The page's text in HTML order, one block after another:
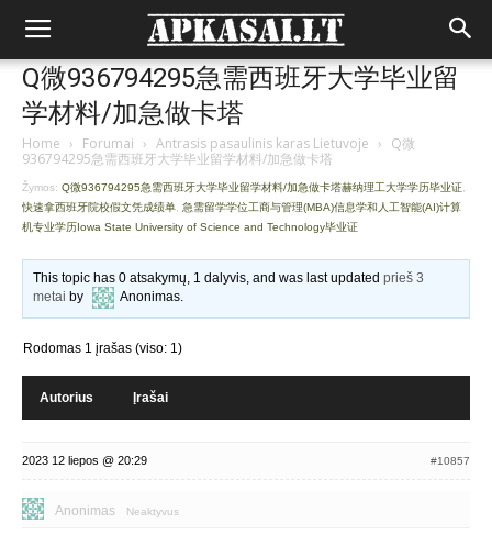
Q微936794295急需西班牙大学毕业留
学材料/加急做卡塔
Home › Forumai › Antrasis pasaulinis karas Lietuvoje › Q微
936794295急需西班牙大学毕业留学材料/加急做卡塔
Žymos: Q微936794295急需西班牙大学毕业留学材料/加急做卡塔赫纳理工大学学历毕业证
快速拿西班牙院校假文凭成绩单 急需留学学位工商与管理(MBA)信息学和人工智能(AI)计算
机专业学历Iowa State University of Science and Technology毕业证
This topic has 0 atsakymų, 1 dalyvis, and was last updatedprieš 3
metai by Anonimas.
Rodomas 1 įrašas (viso: 1)
Autorius Įrašai
2023 12 liepos @ 20:29 #10857
Anonimas Neaktyvus